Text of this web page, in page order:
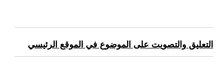
التعليق والتصويت على الموضوع في الموقع الرئيسي